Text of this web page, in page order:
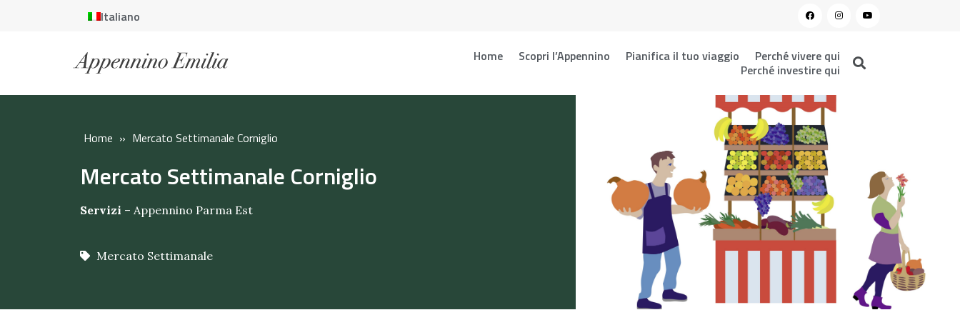
Italiano
Home Scopri l’Appennino Pianifica il tuo viaggio
Perché vivere qui
Perché investire qui
Home » Mercato Settimanale Corniglio
Mercato Settimanale Corniglio
Servizi – Appennino Parma Est
Mercato Settimanale